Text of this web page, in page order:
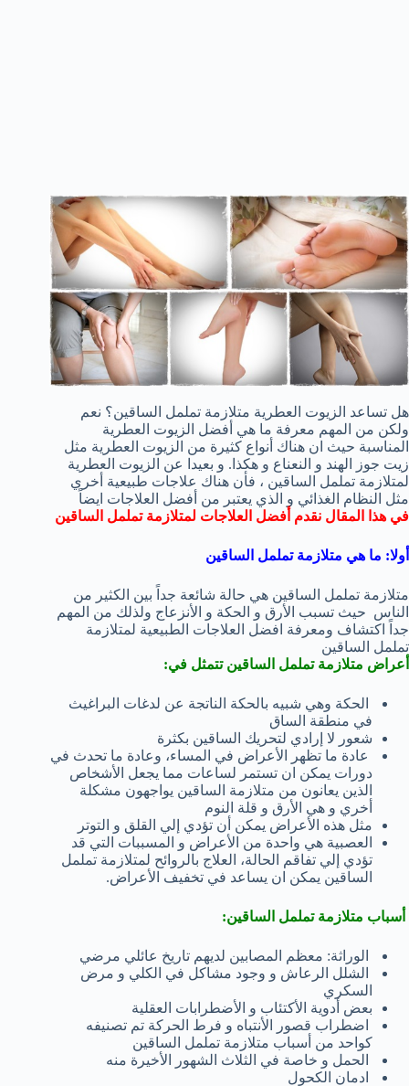
هل تساعد الزيوت العطرية متلازمة تململ الساقين؟ نعم
ولكن من المهم معرفة ما هي أفضل الزيوت العطرية
المناسبة حيث ان هناك أنواع كثيرة من الزيوت العطرية مثل
زيت جوز الهند و النعناع و هكذا. و بعيدا عن الزيوت العطرية
لمتلازمة تململ الساقين ، فأن هناك علاجات طبيعية أخري
مثل النظام الغذائي و الذي يعتبر من أفضل العلاجات ايضاً
في هذا المقال نقدم أفضل العلاجات لمتلازمة تململ الساقين
أولا: ما هي متلازمة تململ الساقين
متلازمة تململ الساقين هي حالة شائعة جداً بين الكثير من
الناس حيث تسبب الأرق و الحكة و الأنزعاج ولذلك من المهم
جداً اكتشاف ومعرفة افضل العلاجات الطبيعية لمتلازمة
تململ الساقين
أعراض متلازمة تململ الساقين تتمثل في:
الحكة وهي شبيه بالحكة الناتجة عن لدغات البراغيث
في منطقة الساق
شعور لا إرادي لتحريك الساقين بكثرة
عادة ما تظهر الأعراض في المساء، وعادة ما تحدث في
دورات يمكن ان تستمر لساعات مما يجعل الأشخاص
الذين يعانون من متلازمة الساقين يواجهون مشكلة
أخري و هي الأرق و قلة النوم
مثل هذه الأعراض يمكن أن تؤدي إلي القلق و التوتر
العصبية هي واحدة من الأعراض و المسببات التي قد
تؤدي إلي تفاقم الحالة، العلاج بالروائح لمتلازمة تململ
الساقين يمكن ان يساعد في تخفيف الأعراض.
أسباب متلازمة تململ الساقين:
الوراثة: معظم المصابين لديهم تاريخ عائلي مرضي
الشلل الرعاش و وجود مشاكل في الكلي و مرض
السكري
بعض أدوية الأكتئاب و الأضطرابات العقلية
اضطراب قصور الأنتباه و فرط الحركة تم تصنيفه
كواحد من أسباب متلازمة تململ الساقين
الحمل و خاصة في الثلاث الشهور الأخيرة منه
ادمان الكحول